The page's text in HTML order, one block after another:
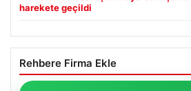
harekete geçildi
Rehbere Firma Ekle